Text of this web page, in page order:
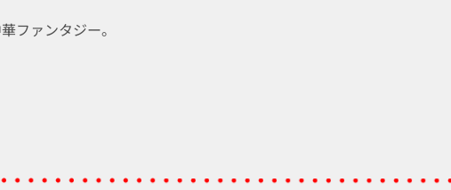
ファンタジー。